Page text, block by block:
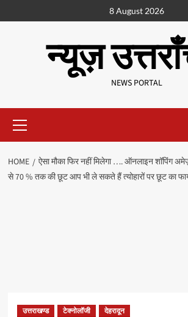
8 August 2026
न्यूज़ NEWS PORTAL
HOME
ऐसा मौका फिर नहीं मिलेगा …. ऑनलाइन शॉपिंग
से 70 % तक की छूट आप भी ले सकते हैं त्योहारों पर छूट का
उत्तराखण्ड टेक्नोलॉजी देहरादून